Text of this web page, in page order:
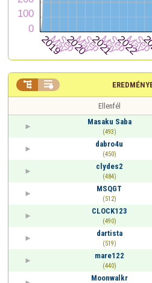
 
Ellenfél
Masaku Saba
(493)
dabro4u
(450)
clydes2
(484)
MSQGT
(512)
CLOCK123
(490)
dartista
(519)
mare122
(440)
Moonwalkr